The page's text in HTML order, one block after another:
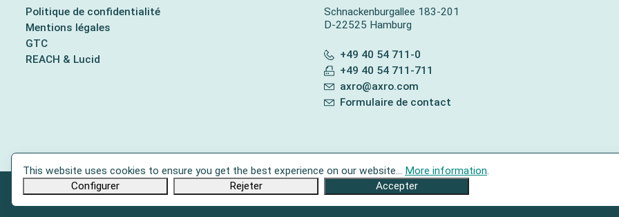
Politique de confidentialité
Mentions légales
GTC
REACH & Lucid
Schnackenburgallee 183-201
D-22525 Hamburg
+49 40 54 711-0
+49 40 54 711-711
axro@axro.com
Formulaire de contact
This website uses cookies to ensure you get the best experience on our website... More information.
Configurer
Rejeter Accepter